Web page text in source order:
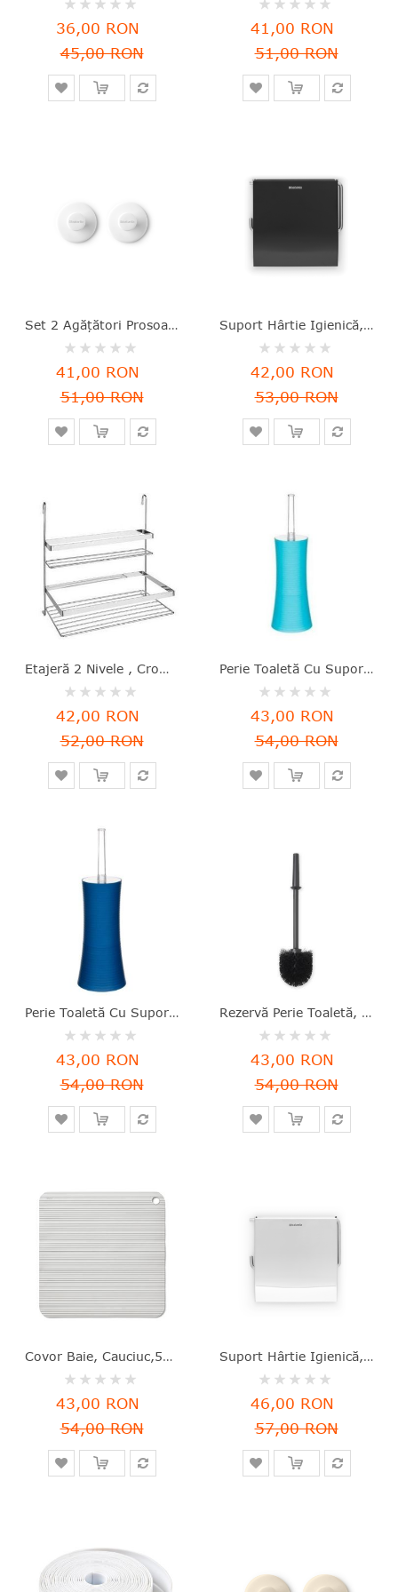
0%
36,00 RON
45,00 RON
0%
41,00 RON
51,00 RON
Set 2 Agățători Prosoape, Plastic, Alb, 4.8x4.8x3 Cm, ReNew, Brabantia - 8710755280344
Rating:
0%
41,00 RON
51,00 RON
Suport Hârtie Igienică, Inox, Negru Mat, 13.2x12.3x1.7 Cm, ReNew, Brabantia - 8710755108600
Rating:
0%
42,00 RON
53,00 RON
Etajeră 2 Nivele , Cromat, Metal, 30.5x18.5 Cm, Secret De Gourmet - 3560239434894
Rating:
0%
42,00 RON
52,00 RON
Perie Toaletă Cu Suport, Poliester, Turcoaz, 38x12 Cm, Five - 3560239279570
Rating:
0%
43,00 RON
54,00 RON
Perie Toaletă Cu Suport, Plastic, Albastru, 38x12 Cm, Stripe, Five - 3560239279563
Rating:
0%
43,00 RON
54,00 RON
Rezervă Perie Toaletă, Plastic, Negru, 37.2x8.8x8.8 Cm, ReNew, Brabantia - 8710755201240
Rating:
0%
43,00 RON
54,00 RON
Covor Baie, Cauciuc,50x50 Cm, Gri Deschis, Rayen - 8412955023416
Rating:
0%
43,00 RON
54,00 RON
Suport Hârtie Igienică, Inox Lucios, Argintiu, 13.2x12.3x1.7 Cm, ReNew, Brabantia - 8710755414589
Rating:
0%
46,00 RON
57,00 RON